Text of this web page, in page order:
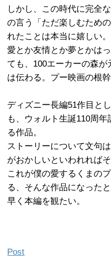
しかし、この時代に完全
の言う「ただ楽しむため
れたことは本当に嬉しい。
愛とか友情とか夢とかは
ても、100エーカーの森
は伝わる。プー映画の根
ディズニー長編51作目と
も、ウォルト生誕110周
る作品。
ストーリーについて文句
がおかしいといわれればそ
これが僕の愛するくまの
る、そんな作品になったと
早く本編を観たい。
Post